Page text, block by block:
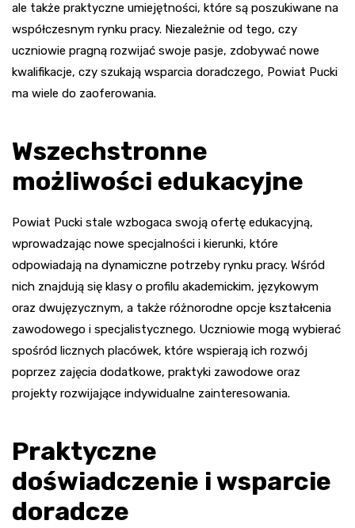
ale także praktyczne umiejętności, które są poszukiwane na
współczesnym rynku pracy. Niezależnie od tego, czy
uczniowie pragną rozwijać swoje pasje, zdobywać nowe
kwalifikacje, czy szukają wsparcia doradczego, Powiat Pucki
ma wiele do zaoferowania.
Wszechstronne
możliwości edukacyjne
Powiat Pucki stale wzbogaca swoją ofertę edukacyjną,
wprowadzając nowe specjalności i kierunki, które
odpowiadają na dynamiczne potrzeby rynku pracy. Wśród
nich znajdują się klasy o profilu akademickim, językowym
oraz dwujęzycznym, a także różnorodne opcje kształcenia
zawodowego i specjalistycznego. Uczniowie mogą wybierać
spośród licznych placówek, które wspierają ich rozwój
poprzez zajęcia dodatkowe, praktyki zawodowe oraz
projekty rozwijające indywidualne zainteresowania.
Praktyczne
doświadczenie i wsparcie
doradcze